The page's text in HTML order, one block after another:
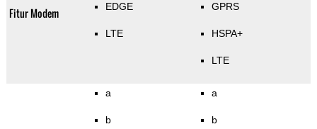
Fitur Modem EDGE
LTE
GPRS
HSPA+
LTE
a
b
a
b